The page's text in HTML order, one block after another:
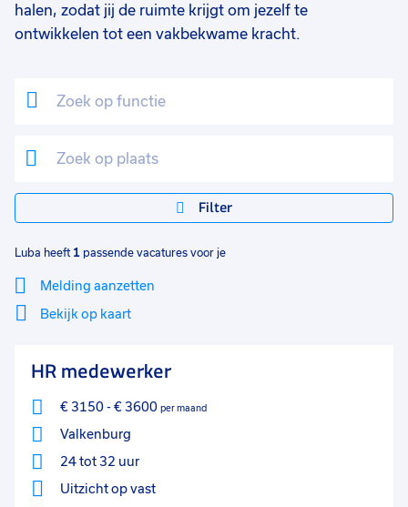
halen, zodat jij de ruimte krijgt om jezelf te
ontwikkelen tot een vakbekwame kracht.
Filter
Luba heeft 1 passende vacatures voor je
Melding aanzetten
Bekijk op kaart
Sluiten
HR medewerker
€ 3150- € 3600 per maand
Valkenburg
24 tot 32 uur
Uitzicht op vast